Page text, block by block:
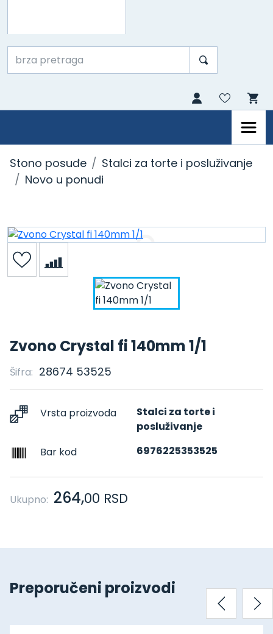
Stono posuđe
Stalci za torte i posluživanje
Novo u ponudi
Zvono Crystal fi 140mm 1/1
Šifra: 28674 53525
Vrsta proizvoda
Stalci za torte i
posluživanje
Bar kod
6976225353525
Ukupno: 264,00 RSD
Preporučeni proizvodi